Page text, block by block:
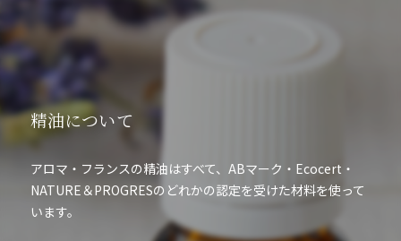
精油について
アロマ・フランスの精油はすべて、ABマーク・Ecocert・
NATURE＆PROGRESのどれかの認定を受けた材料を使って
います。